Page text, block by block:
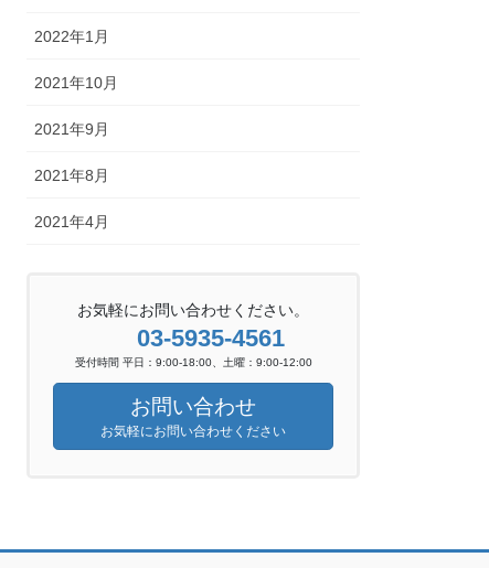
2022年1月
2021年10月
2021年9月
2021年8月
2021年4月
お気軽にお問い合わせください。
03-5935-4561
受付時間 平日：9:00-18:00、土曜：9:00-12:00
お問い合わせ
お気軽にお問い合わせください